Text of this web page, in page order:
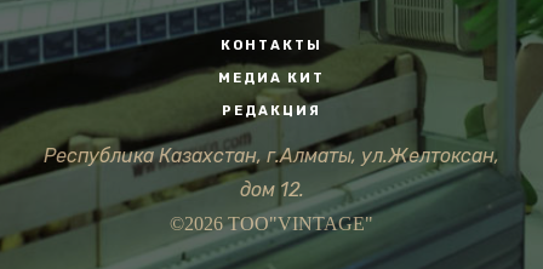
КОНТАКТЫ
МЕДИА КИТ
РЕДАКЦИЯ
Республика Казахстан, г.Алматы, ул.Желтоксан,
дом 12.
©2026 ТОО"VINTAGE"